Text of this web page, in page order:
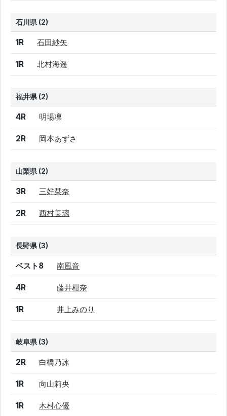
石川県 (2)
結果 シード 選手名
1R 石田紗矢
1R 北村海遥
福井県 (2)
結果 シード
4R 明場凜
2R 岡本あずさ
山梨県 (2)
結果 シード 選手名
3R 三好栞奈
2R 西村美璃
長野県 (3)
結果 シード 選手名
ベスト8 南風音
4R 藤井柑奈
1R 井上みのり
岐阜県 (3)
結果 シード 選手名
2R 白橋乃詠
1R 向山莉央
1R 木村心優